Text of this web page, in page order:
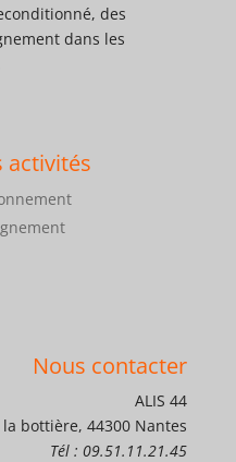
des
dans les
activités
Nous contacter
ALIS 44
bottière, 44300 Nantes
Tél : 09.51.11.21.45